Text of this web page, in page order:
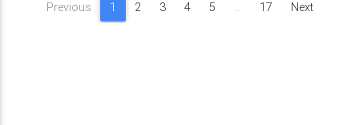
Previous 1 2 3 4 5 … 17 Next